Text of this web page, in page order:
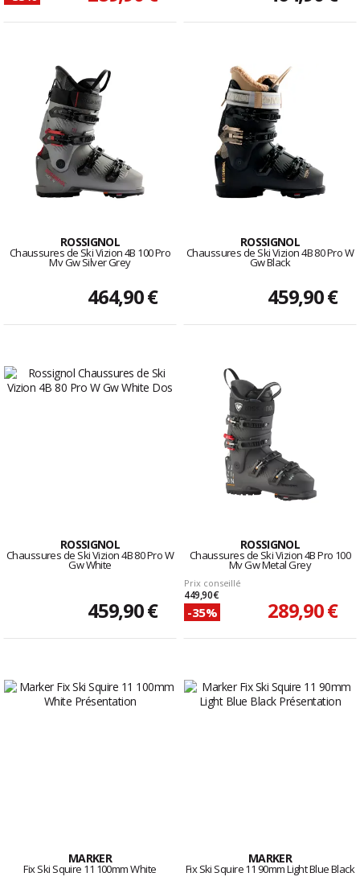
ROSSIGNOL
Chaussures de Ski Vizion 4B 100 Pro
Mv Gw Silver Grey
464,90 €
ROSSIGNOL
Chaussures de Ski Vizion 4B 80 Pro W
Gw Black
459,90 €
ROSSIGNOL
Chaussures de Ski Vizion 4B 80 Pro W
Gw White
459,90 €
ROSSIGNOL
Chaussures de Ski Vizion 4B Pro 100
Mv Gw Metal Grey
Prix conseillé
449,90 €
-35% 289,90 €
MARKER
Fix Ski Squire 11 100mm White
MARKER
Fix Ski Squire 11 90mm Light Blue Black